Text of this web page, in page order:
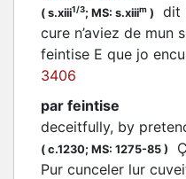
( s.xiii1/3; MS: s.xiiim )
dit
cure n’aviez de mun
feintise E que jo
3406
par feintise
deceitfully, by
( c.1230; MS: 1275-85 )
Pur cunceler lur